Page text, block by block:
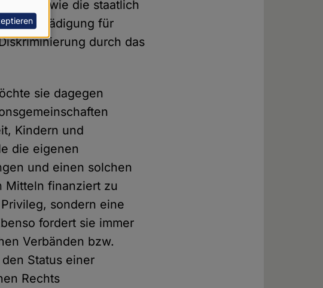
Zöpfe wie die staatlich
Entschädigung für
durch das
sie dagegen
Kindern und
die eigenen
und einen solchen
Mitteln finanziert zu
sondern eine
fordert sie immer
Verbänden bzw.
Status einer
Rechts